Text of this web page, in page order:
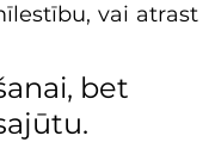
vai atrast
bet